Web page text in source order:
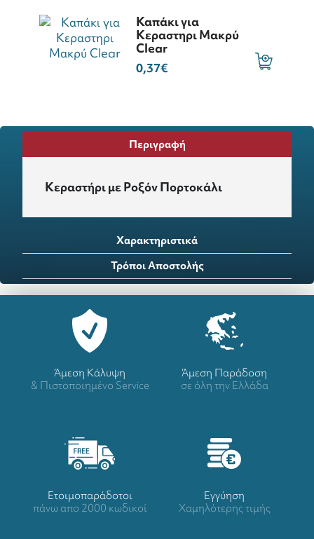
Καπάκι για
Κεραστηρι Μακρύ
Clear
0,37€
Περιγραφή
Κεραστήρι με Ροξόν Πορτοκάλι
Χαρακτηριστικά
Τρόποι Αποστολής
Άμεση Κάλυψη
& Πιστοποιημένο Service
Άμεση Παράδοση
σε όλη την Ελλάδα
Ετοιμοπαράδοτοι
πάνω απο 2000 κωδικοί
Eγγύηση
Χαμηλότερης τιμής